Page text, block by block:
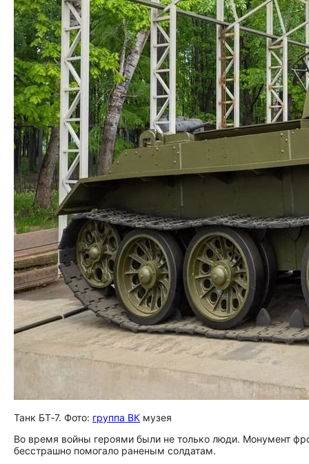
Танк БТ‑7. Фото: группа ВК музея
Во время войны героями были не только люди. Монумент
бесстрашно помогало раненым солдатам.